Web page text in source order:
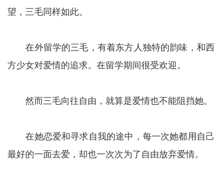
望，三毛同样如此。
在外留学的三毛，有着东方人独特的韵味，和西
方少女对爱情的追求。在留学期间很受欢迎。
然而三毛向往自由，就算是爱情也不能阻挡她。
在她恋爱和寻求自我的途中，每一次她都用自己
最好的一面去爱，却也一次次为了自由放弃爱情。